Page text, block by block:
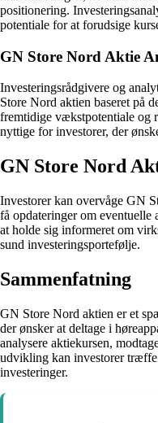
positionering.
potentiale for at forudsige
GN Store Nord Aktie
Investeringsrådgivere og
Store Nord aktien baseret på
fremtidige vækstpotentiale og
nyttige for investorer, der
GN Store Nord
Investorer kan overvåge GN
få opdateringer om
at holde sig informeret om
sund investeringsportefølje.
Sammenfatning
GN Store Nord aktien er et
der ønsker at deltage i
analysere aktiekursen,
udvikling kan investorer
investeringer.